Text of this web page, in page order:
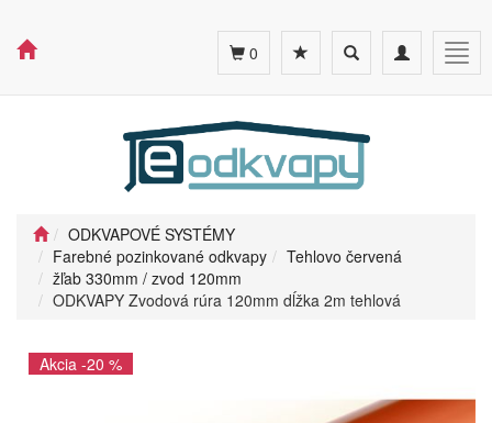
Toggle
navigation
Toggle
search
0
ODKVAPOVÉ SYSTÉMY
Farebné pozinkované odkvapy
Tehlovo červená
žľab 330mm / zvod 120mm
ODKVAPY Zvodová rúra 120mm dĺžka 2m tehlová
Akcia -20 %